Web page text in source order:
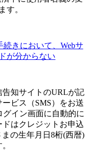
す。
きにおいて、Webサ
が分からない
知サイトのURLが記
ビス（SMS）をお送
イン画面に自動的に
はクレジットお申込
の生年月日8桁(西暦)